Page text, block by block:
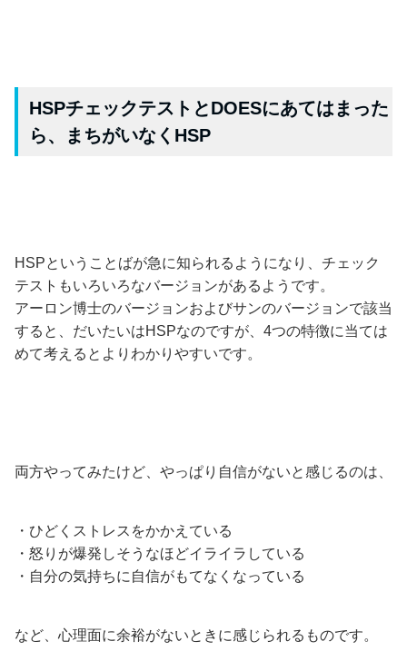
HSPチェックテストとDOESにあてはまった
ら、まちがいなくHSP
HSPということばが急に知られるようになり、チェック
テストもいろいろなバージョンがあるようです。
アーロン博士のバージョンおよびサンのバージョンで該当
すると、だいたいはHSPなのですが、4つの特徴に当ては
めて考えるとよりわかりやすいです。
両方やってみたけど、やっぱり自信がないと感じるのは、
・ひどくストレスをかかえている
・怒りが爆発しそうなほどイライラしている
・自分の気持ちに自信がもてなくなっている
など、心理面に余裕がないときに感じられるものです。